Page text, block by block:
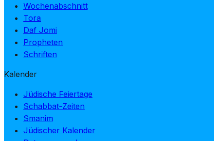
Wochenabschnitt
Tora
Daf Jomi
Propheten
Schriften
Kalender
Jüdische Feiertage
Schabbat-Zeiten
Smanim
Jüdischer Kalender